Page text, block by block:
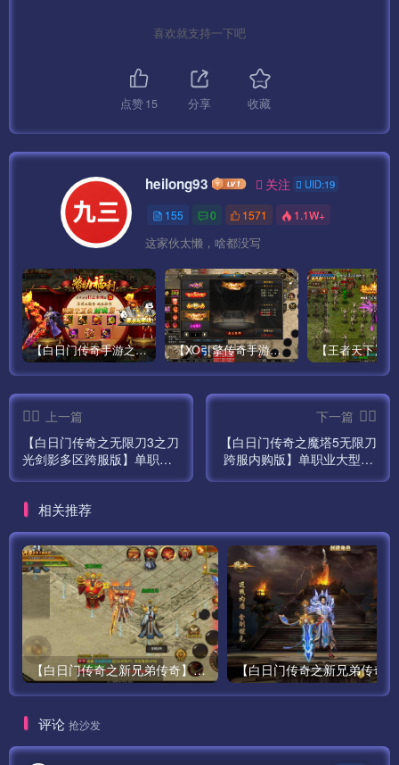
喜欢就支持一下吧
点赞15 分享 收藏
heilong93 关注 UID:19
155 0 1571 1.1W+
这家伙太懒，啥都没写
【白日门传奇手游之鸿蒙王者】攻速特别版大型PK角色扮演类手游最新整理Win手工服务端源码视频教程-安卓 【XO引擎传奇手游之高仿美杜莎】经典XO三端引擎单职业传奇手游最新打包Win服务端源码视频架设教程-魂环-时装-逆天改命-创世圣域-经典复古-安卓PC电脑苹果IOS双端版本！
上一篇
【白日门传奇之无限刀3之刀
光剑影多区跨服版】单职业
架设教程-开放多区-开放跨
授权后台-开放跨服-运营后
台-安卓版本！
下一篇
【白日门传奇之魔塔5无限刀
跨服内购版】单职业大型PK
相关推荐
【白日门传奇之新兄弟传奇】单职业大型PK角色扮演类传奇手游最新打包win服务端源码视频架设教程-完善GM后台工具-安卓版本！
评论 抢沙发